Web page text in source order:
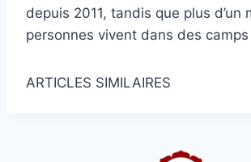
depuis 2011, tandis que plus d’un
personnes vivent dans des
ARTICLES SIMILAIRES